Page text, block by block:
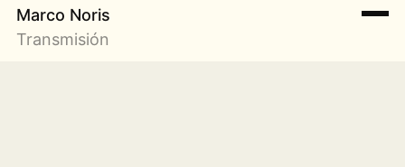
Marco Noris
Transmisión